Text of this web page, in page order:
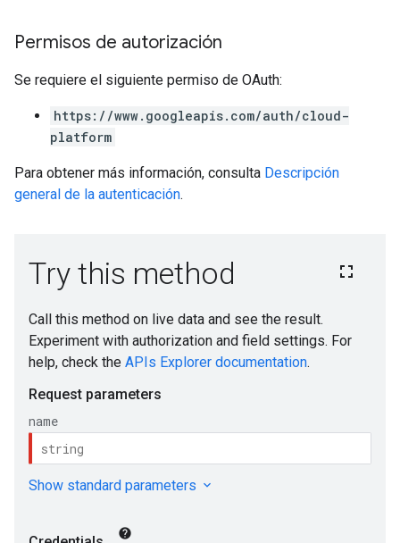
Permisos de autorización
Se requiere el siguiente permiso de OAuth:
https://www.googleapis.com/auth/cloud-
platform
Para obtener más información, consulta Descripción
general de la autenticación.